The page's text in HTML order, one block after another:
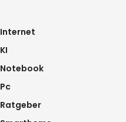
Internet
KI
Notebook
Pc
Ratgeber